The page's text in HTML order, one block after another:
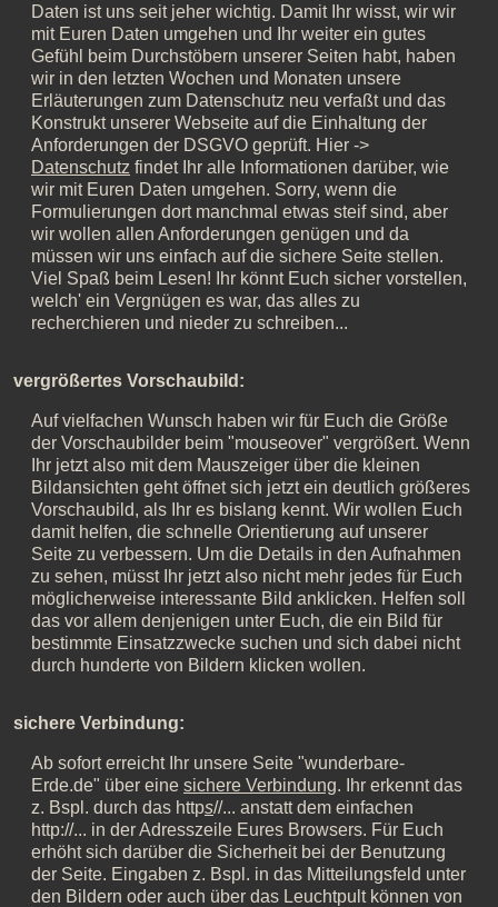
Daten ist uns seit jeher wichtig. Damit Ihr wisst, wir wir
mit Euren Daten umgehen und Ihr weiter ein gutes
Gefühl beim Durchstöbern unserer Seiten habt, haben
wir in den letzten Wochen und Monaten unsere
Erläuterungen zum Datenschutz neu verfaßt und das
Konstrukt unserer Webseite auf die Einhaltung der
Anforderungen der DSGVO geprüft. Hier ->
Datenschutz findet Ihr alle Informationen darüber, wie
wir mit Euren Daten umgehen. Sorry, wenn die
Formulierungen dort manchmal etwas steif sind, aber
wir wollen allen Anforderungen genügen und da
müssen wir uns einfach auf die sichere Seite stellen.
Viel Spaß beim Lesen! Ihr könnt Euch sicher vorstellen,
welch' ein Vergnügen es war, das alles zu
recherchieren und nieder zu schreiben...
vergrößertes Vorschaubild:
Auf vielfachen Wunsch haben wir für Euch die Größe
der Vorschaubilder beim "mouseover" vergrößert. Wenn
Ihr jetzt also mit dem Mauszeiger über die kleinen
Bildansichten geht öffnet sich jetzt ein deutlich größeres
Vorschaubild, als Ihr es bislang kennt. Wir wollen Euch
damit helfen, die schnelle Orientierung auf unserer
Seite zu verbessern. Um die Details in den Aufnahmen
zu sehen, müsst Ihr jetzt also nicht mehr jedes für Euch
möglicherweise interessante Bild anklicken. Helfen soll
das vor allem denjenigen unter Euch, die ein Bild für
bestimmte Einsatzzwecke suchen und sich dabei nicht
durch hunderte von Bildern klicken wollen.
sichere Verbindung:
Ab sofort erreicht Ihr unsere Seite "wunderbare-
Erde.de" über eine sichere Verbindung. Ihr erkennt das
z. Bspl. durch das https//... anstatt dem einfachen
http://... in der Adresszeile Eures Browsers. Für Euch
erhöht sich darüber die Sicherheit bei der Benutzung
der Seite. Eingaben z. Bspl. in das Mitteilungsfeld unter
den Bildern oder auch über das Leuchtpult können von